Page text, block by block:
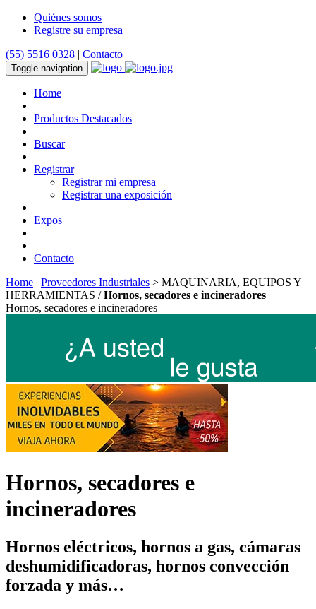
Quiénes somos
Registre su empresa
(55) 5516 0328 | Contacto
Toggle navigation
Home
Productos Destacados
Buscar
Registrar
Registrar mi empresa
Registrar una exposición
Expos
Contacto
Home | Proveedores Industriales > MAQUINARIA, EQUIPOS Y
HERRAMIENTAS /Hornos, secadores e incineradores
Hornos, secadores e incineradores
Hornos, secadores e
incineradores
Hornos eléctricos, hornos a gas, cámaras
deshumidificadoras, hornos convección
forzada y más…